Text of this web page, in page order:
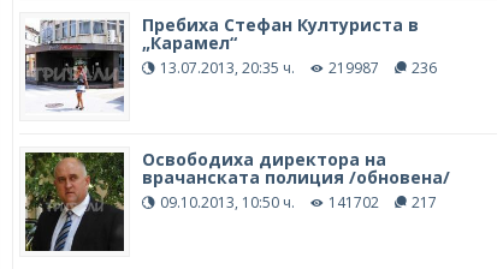
Пребиха Стефан Културиста в
„Карамел“
13.07.2013, 20:35 ч. 219987 236
Освободиха директора на
врачанската полиция /обновена/
09.10.2013, 10:50 ч. 141702 217